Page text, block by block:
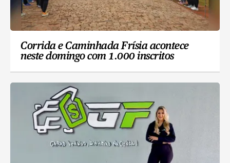
Corrida e Caminhada Frísia acontece
neste domingo com 1.000 inscritos